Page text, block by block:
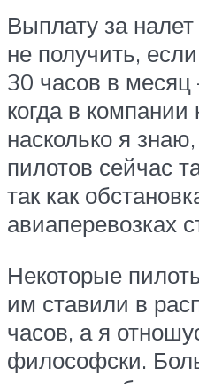
Выплату за
не получить,
30 часов в
когда в компании
насколько я
пилотов сейчас
так как
авиаперевозках
Некоторые
им ставили в
часов, а я
философски.